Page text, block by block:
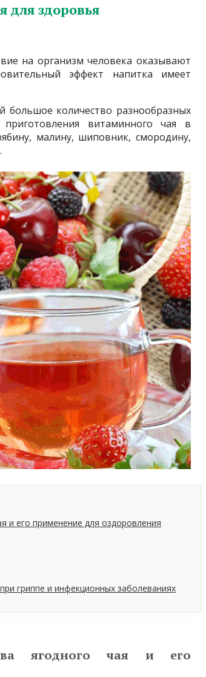
для здоровья
на организм человека оказывают
эффект напитка имеет
большое количество разнообразных
витаминного чая в
малину, шиповник, смородину,
и его применение для оздоровления
гриппе и инфекционных заболеваниях
ягодного чая и его